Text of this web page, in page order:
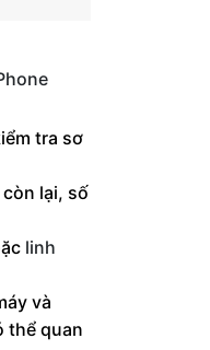
tra sơ
lại, số
linh
và
thể quan